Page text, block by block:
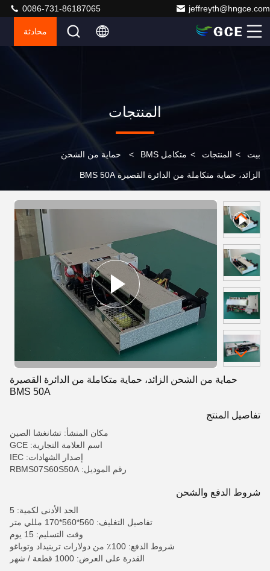
jeffreyth@hngce.com
0086-731-86187065
محادثة
المنتجات
بيت > المنتجات > متكامل BMS > حماية من الشحن
الزائد، حماية متكاملة من الدائرة القصيرة BMS 50A
حماية من الشحن الزائد، حماية متكاملة من الدائرة القصيرة
BMS 50A
تفاصيل المنتج
مكان المنشأ: تشانغشا الصين
اسم العلامة التجارية: GCE
إصدار الشهادات: IEC
رقم الموديل: RBMS07S60S50A
شروط الدفع والشحن
الحد الأدنى لكمية: 5
تفاصيل التغليف: 560*560*170 مللي متر
وقت التسليم: 15 يوم
شروط الدفع: 100٪ من دولارات ترينيداد وتوباغو
القدرة على العرض: 1000 قطعة / شهر